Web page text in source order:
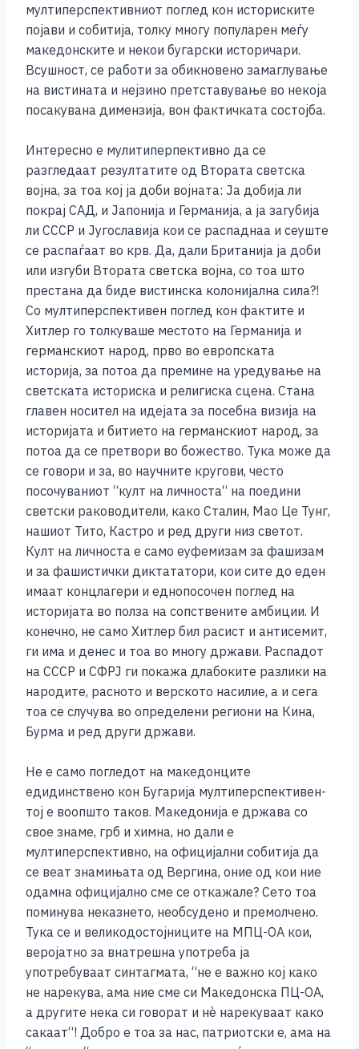
мултиперспективниот поглед кон историските
појави и собитија, толку многу популарен меѓу
македонските и некои бугарски историчари.
Всушност, се работи за обикновено замаглување
на вистината и нејзино претставување во некоја
посакувана димензија, вон фактичката состојба.
Интересно е мулитиперпективно да се
разгледаат резултатите од Втората светска
војна, за тоа кој ја доби војната: Ја добија ли
покрај САД, и Јапонија и Германија, а ја загубија
ли СССР и Југославија кои се распаднаа и сеуште
се распаѓаат во крв. Да, дали Британија ја доби
или изгуби Втората светска војна, со тоа што
престана да биде вистинска колонијална сила?!
Со мултиперспективен поглед кон фактите и
Хитлер го толкуваше местото на Германија и
германскиот народ, прво во европската
историја, за потоа да премине на уредување на
светската историска и религиска сцена. Стана
главен носител на идејата за посебна визија на
историјата и битието на германскиот народ, за
потоа да се претвори во божество. Тука може да
се говори и за, во научните кругови, често
посочуваниот “култ на личноста“ на поедини
светски раководители, како Сталин, Мао Це Тунг,
нашиот Тито, Кастро и ред други низ светот.
Култ на личноста е само еуфемизам за фашизам
и за фашистички диктататори, кои сите до еден
имаат концлагери и еднопосочен поглед на
историјата во полза на сопствените амбиции. И
конечно, не само Хитлер бил расист и антисемит,
ги има и денес и тоа во многу држави. Распадот
на СССР и СФРЈ ги покажа длабоките разлики на
народите, расното и верското насилие, а и сега
тоа се случува во определени региони на Кина,
Бурма и ред други држави.
Не е само погледот на македонците
едидинствено кон Бугарија мултиперспективен-
тој е воопшто таков. Македонија е држава со
свое знаме, грб и химна, но дали е
мултиперспективно, на официјални собитија да
се веат знамињата од Вергина, оние од кои ние
одамна официјално сме се откажале? Сето тоа
поминува неказнето, необсудено и премолчено.
Тука се и великодостојниците на МПЦ-ОА кои,
веројатно за внатрешна употреба ја
употребуваат синтагмата, “не е важно кој како
не нарекува, ама ние сме си Македонска ПЦ-ОА,
а другите нека си говорат и нѐ нарекуваат како
сакаат“! Добро е тоа за нас, патриотски е, ама на